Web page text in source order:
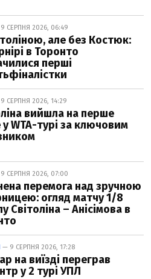
СЕРПНЯ 2026, 06:49
але без Костюк:
в Торонто
перші
СЕРПНЯ 2026, 14:29
вийшла на перше
у WTA-турі за ключовим
СЕРПНЯ 2026, 07:00
перемога над зручною
огляд матчу 1/8
Світоліна – Анісімова в
— 9 СЕРПНЯ 2026, 17:28
на виїзді переграв
у 2 турі УПЛ